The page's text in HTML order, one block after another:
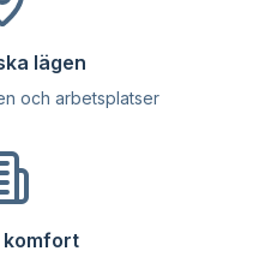
lägen
och arbetsplatser
komfort